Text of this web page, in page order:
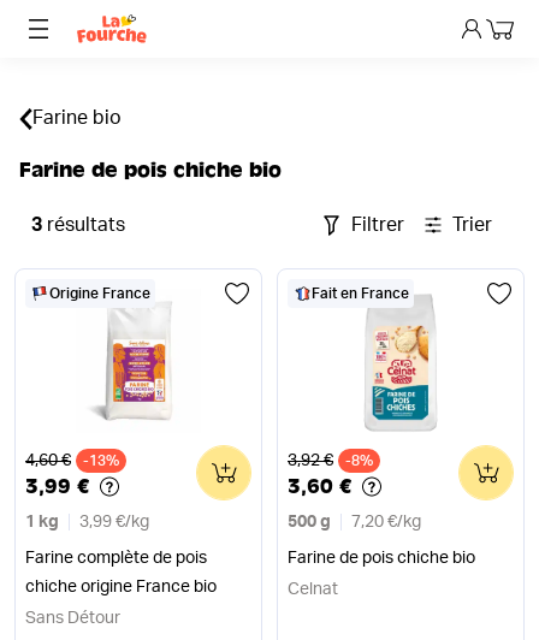
Mon
Farine bio
Farine de pois chiche bio
3 résultats Filtrer Trier
Origine France
Ancien prix
4,60 € -13%
3,99 €
1 kg 3,99 €/ kg
Farine complète de pois
chiche origine France bio
0
Sans Détour
Fait en France
Ancien prix
3,92 € -8%
3,60 €
500 g 7,20 €/ kg
Farine de pois chiche bio
0
Celnat